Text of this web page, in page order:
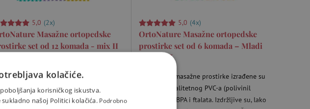
5,0 (2x)
Masažne ortopedske
set od 12 komada - mix II
visokokvalitetnog PVC-a (polivinil
bez BPA i ftalata. Izdržljive su, lako
peru i trajat će mnogo godina. Širok
5,0 (4x)
OrtoNature Masažne ortopedske
prostirke set od 6 komada – Mladi
istraživač
OrtoNature masažne prostirke izrađene su
od visokokvalitetnog PVC-a (polivinil
klorida) bez BPA i ftalata. Izdržljive su, lako
kolačiće.
korisničkog iskustva.
našoj Politici kolačića. Podrobno